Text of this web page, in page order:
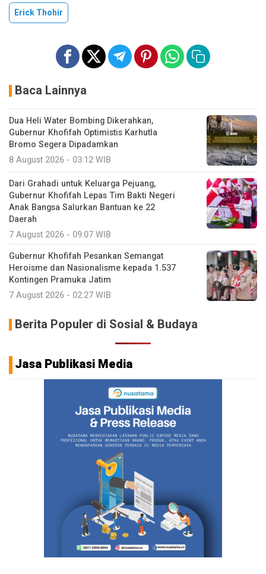
Erick Thohir
Baca Lainnya
Dua Heli Water Bombing Dikerahkan,
Gubernur Khofifah Optimistis Karhutla
Bromo Segera Dipadamkan
8 August 2026 - 03:12 WIB
Dari Grahadi untuk Keluarga Pejuang,
Gubernur Khofifah Lepas Tim Bakti Negeri
Anak Bangsa Salurkan Bantuan ke 22
Daerah
7 August 2026 - 09:07 WIB
Gubernur Khofifah Pesankan Semangat
Heroisme dan Nasionalisme kepada 1.537
Kontingen Pramuka Jatim
7 August 2026 - 02:27 WIB
Berita Populer di Sosial & Budaya
Jasa Publikasi Media